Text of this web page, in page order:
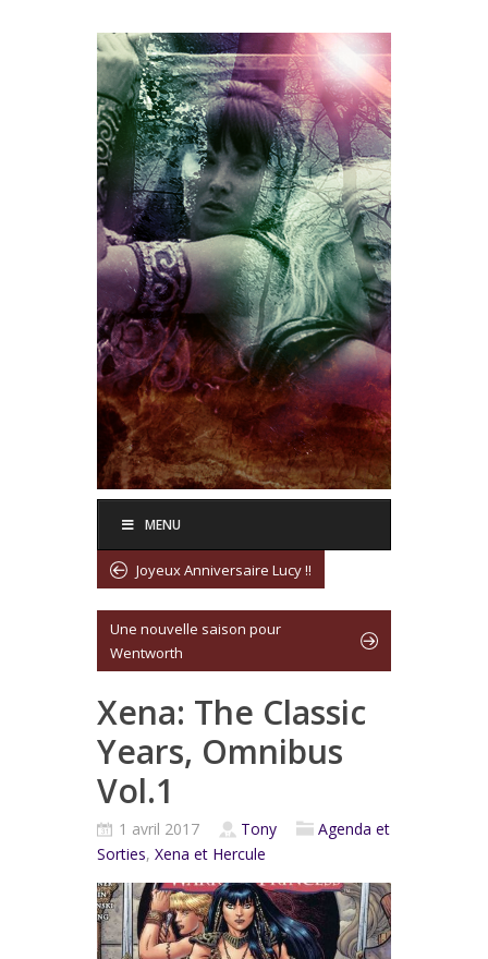
MENU
Joyeux Anniversaire Lucy !!
Une nouvelle saison pour
Wentworth
Xena: The Classic
Years, Omnibus
Vol.1
1 avril 2017 Tony
Agenda et
Sorties, Xena et Hercule